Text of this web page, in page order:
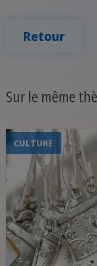
Retour
Sur le même
CULTURE